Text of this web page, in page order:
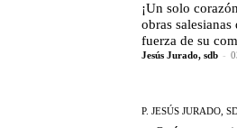
¡Un solo
obras
fuerza de su
Jesús Jurado, sdb -
P. JESÚS JURADO,